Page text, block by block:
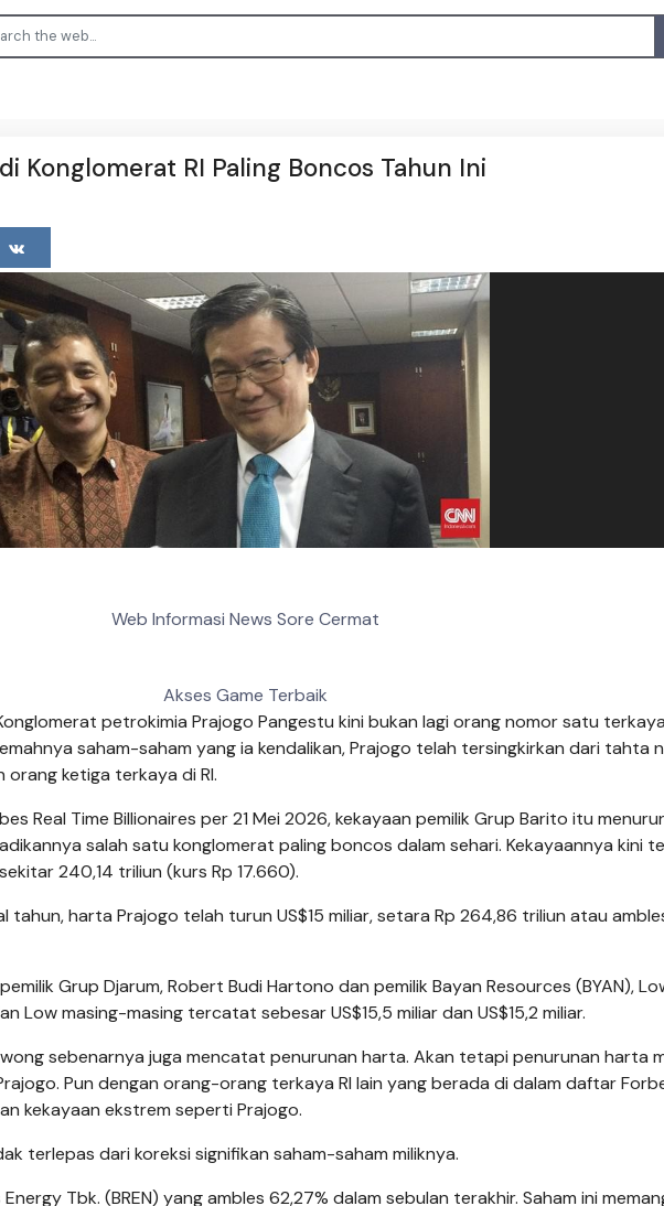
Konglomerat RI Paling Boncos Tahun Ini
Web Informasi News Sore Cermat
Akses Game Terbaik
petrokimia Prajogo Pangestu kini bukan lagi orang nomor satu
saham-saham yang ia kendalikan, Prajogo telah tersingkirkan dari tahta
ketiga terkaya di RI.
Real Time Billionaires per 21 Mei 2026, kekayaan pemilik Grup Barito itu
salah satu konglomerat paling boncos dalam sehari. Kekayaannya kini
240,14 triliun (kurs Rp 17.660).
tahun, harta Prajogo telah turun US$15 miliar, setara Rp 264,86 triliun atau
Grup Djarum, Robert Budi Hartono dan pemilik Bayan Resources (BYAN),
Low masing-masing tercatat sebesar US$15,5 miliar dan US$15,2 miliar.
sebenarnya juga mencatat penurunan harta. Akan tetapi penurunan harta
Pun dengan orang-orang terkaya RI lain yang berada di dalam daftar
kekayaan ekstrem seperti Prajogo.
terlepas dari koreksi signifikan saham-saham miliknya.
Tbk. (BREN) yang ambles 62,27% dalam sebulan terakhir. Saham ini